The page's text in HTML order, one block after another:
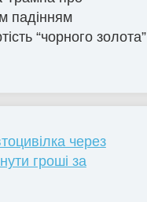
падінням
“чорного золота”
через
гроші за